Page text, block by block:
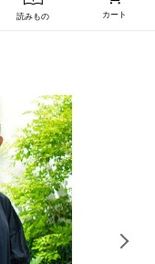
読みもの カート